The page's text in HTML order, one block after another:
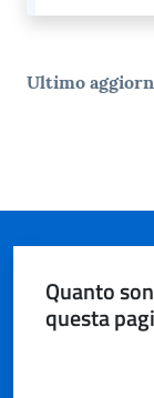
Ultimo
Quanto
questa